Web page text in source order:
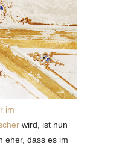
im
wird, ist nun
eher, dass es im